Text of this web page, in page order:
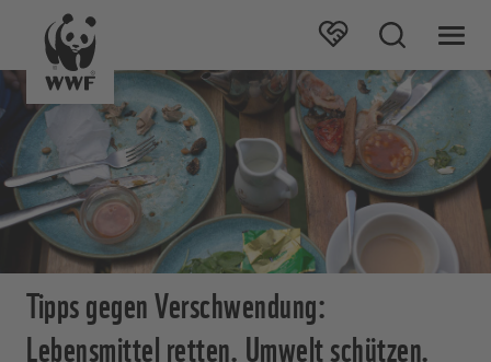
Tipps gegen Verschwendung:
Lebensmittel retten. Umwelt schützen.